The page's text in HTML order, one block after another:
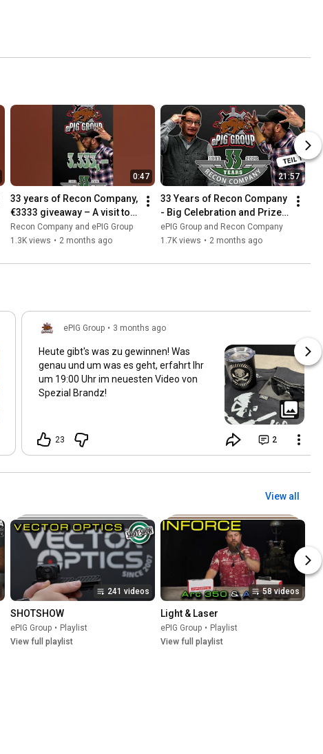
0:47
33 years of Recon Company,
€3333 giveaway – A visit to
@epiggroup
Recon Company and ePIG Group
1.3K views • 2 months ago
21:57
33 Years of Recon Company
- Big Celebration and Prizes
worth over 3000 Euros +
Caribbean Survival...
ePIG Group and Recon Company
1.7K views • 2 months ago
ePIG Group • 3 months ago
Heute gibt's was zu gewinnen! Was
genau und um was es geht, erfahrt Ihr
um 19:00 Uhr im neuesten Video von
Spezial Brandz!
23 2
View all
241 videos
SHOTSHOW
ePIG Group • Playlist
View full playlist
58 videos
Light & Laser
ePIG Group • Playlist
View full playlist